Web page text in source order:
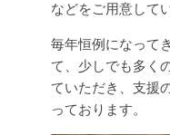
などをご用意して
毎年恒例になって
て、少しでも多く
ていただき、支援
っております。